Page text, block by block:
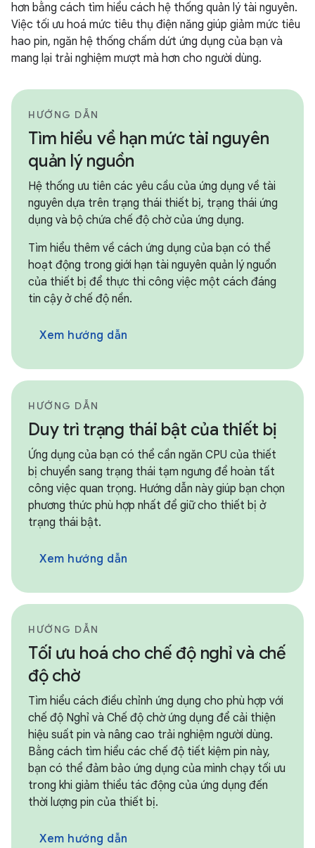
hơn bằng cách tìm hiểu cách hệ thống quản lý tài nguyên.
Việc tối ưu hoá mức tiêu thụ điện năng giúp giảm mức tiêu
hao pin, ngăn hệ thống chấm dứt ứng dụng của bạn và
mang lại trải nghiệm mượt mà hơn cho người dùng.
HƯỚNG DẪN
Tìm hiểu về hạn mức tài nguyên
quản lý nguồn
Hệ thống ưu tiên các yêu cầu của ứng dụng về tài
nguyên dựa trên trạng thái thiết bị, trạng thái ứng
dụng và bộ chứa chế độ chờ của ứng dụng.
Tìm hiểu thêm về cách ứng dụng của bạn có thể
hoạt động trong giới hạn tài nguyên quản lý nguồn
của thiết bị để thực thi công việc một cách đáng
tin cậy ở chế độ nền.
Xem hướng dẫn
HƯỚNG DẪN
Duy trì trạng thái bật của thiết bị
Ứng dụng của bạn có thể cần ngăn CPU của thiết
bị chuyển sang trạng thái tạm ngưng để hoàn tất
công việc quan trọng. Hướng dẫn này giúp bạn chọn
phương thức phù hợp nhất để giữ cho thiết bị ở
trạng thái bật.
Xem hướng dẫn
HƯỚNG DẪN
Tối ưu hoá cho chế độ nghỉ và chế
độ chờ
Tìm hiểu cách điều chỉnh ứng dụng cho phù hợp với
chế độ Nghỉ và Chế độ chờ ứng dụng để cải thiện
hiệu suất pin và nâng cao trải nghiệm người dùng.
Bằng cách tìm hiểu các chế độ tiết kiệm pin này,
bạn có thể đảm bảo ứng dụng của mình chạy tối ưu
trong khi giảm thiểu tác động của ứng dụng đến
thời lượng pin của thiết bị.
Xem hướng dẫn